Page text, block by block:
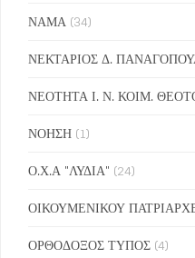
ΝΑΜΑ (34)
ΝΕΚΤΑΡΙΟΣ Δ.
ΝΕΟΤΗΤΑ Ι. Ν. ΚΟΙΜ.
ΝΟΗΣΗ (1)
Ο.Χ.Α "ΛΥΔΙΑ" (24)
ΟΙΚΟΥΜΕΝΙΚΟΥ
ΟΡΘΟΔΟΞΟΣ ΤΥΠΟΣ (4)